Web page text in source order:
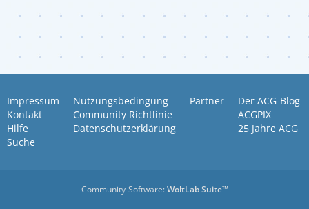
Impressum
Kontakt
Hilfe
Suche
Nutzungsbedingung
Community Richtlinie
Datenschutzerklärung
Partner
Der ACG-Blog
ACGPIX
25 Jahre ACG
Community-Software:WoltLab Suite™